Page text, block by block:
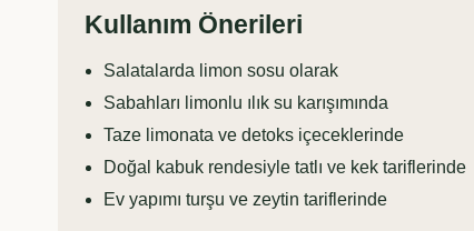
Kullanım Önerileri
Salatalarda limon sosu olarak
Sabahları limonlu ılık su karışımında
Taze limonata ve detoks içeceklerinde
Doğal kabuk rendesiyle tatlı ve kek tariflerinde
Ev yapımı turşu ve zeytin tariflerinde